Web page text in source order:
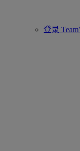
登录